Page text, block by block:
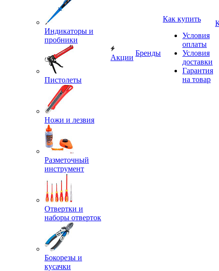
Индикаторы и
пробники
Пистолеты
Ножи и лезвия
Разметочный
инструмент
Отвертки и
наборы отверток
Бокорезы и
кусачки
Акции
Бренды
Как купить
Условия
оплаты
Условия
доставки
Гарантия
на товар